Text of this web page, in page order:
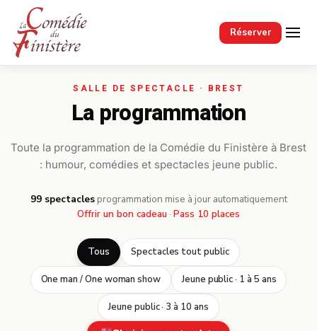
Réserver
Passer au contenu principal
La programmation
Toute la programmation de la Comédie du Finistère à Brest
: humour, comédies et spectacles jeune public.
99 spectacles· programmation mise à jour automatiquement
Offrir un bon cadeau · Pass 10 places
Tous Spectacles tout public
One man / One woman show Jeune public · 1 à 5 ans
Jeune public · 3 à 10 ans